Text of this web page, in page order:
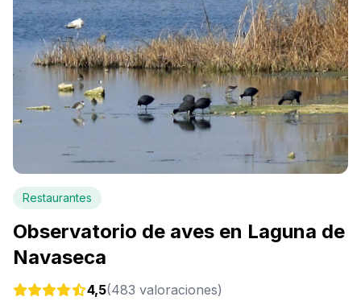
Restaurantes
Observatorio de aves en Laguna de
Navaseca
4,5(483 valoraciones)